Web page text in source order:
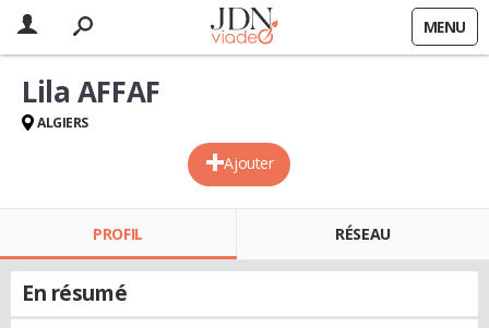
MENU
Ajouter
Lila AFFAF
ALGIERS
PROFIL RÉSEAU
En résumé